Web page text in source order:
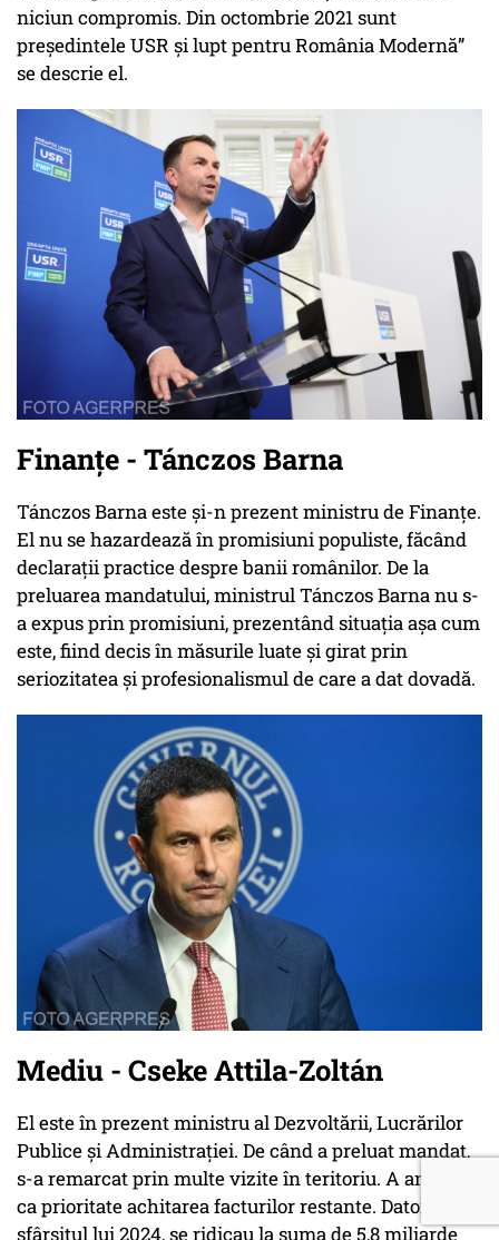
niciun compromis. Din octombrie 2021 sunt
președintele USR și lupt pentru România Modernă”
se descrie el.
Finanțe - Tánczos Barna
Tánczos Barna este și-n prezent ministru de Finanțe.
El nu se hazardează în promisiuni populiste, făcând
declarații practice despre banii românilor. De la
preluarea mandatului, ministrul Tánczos Barna nu s-
a expus prin promisiuni, prezentând situația așa cum
este, fiind decis în măsurile luate și girat prin
seriozitatea și profesionalismul de care a dat dovadă.
Mediu - Cseke Attila-Zoltán
El este în prezent ministru al Dezvoltării, Lucrărilor
Publice și Administrației. De când a preluat mandat,
s-a remarcat prin multe vizite în teritoriu. A anunțat
ca prioritate achitarea facturilor restante. Datoriile, la
sfârșitul lui 2024, se ridicau la suma de 5,8 miliarde